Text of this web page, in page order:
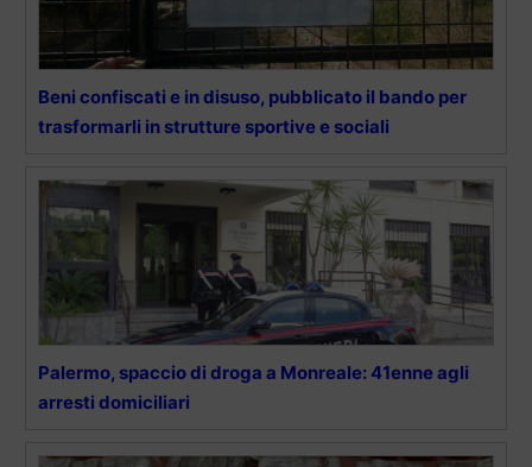
Beni confiscati e in disuso, pubblicato il bando per
trasformarli in strutture sportive e sociali
Palermo, spaccio di droga a Monreale: 41enne agli
arresti domiciliari